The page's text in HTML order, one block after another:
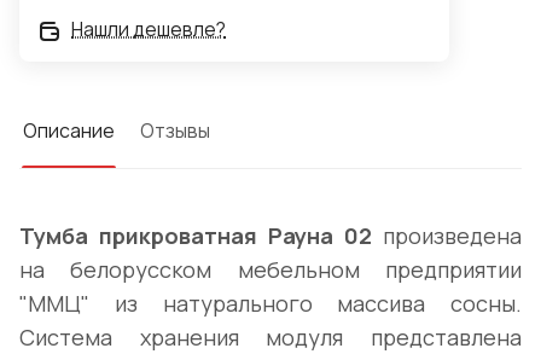
Нашли дешевле?
Описание Отзывы
Тумба прикроватная Рауна 02 произведена
на белорусском мебельном предприятии
"ММЦ" из натурального массива сосны.
Система хранения модуля представлена